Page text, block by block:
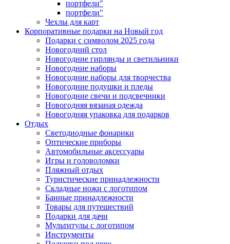
портфели"
портфели"
Чехлы для карт
Корпоративные подарки на Новый год
Подарки с символом 2025 года
Новогодний стол
Новогодние гирлянды и светильники
Новогодние наборы
Новогодние наборы для творчества
Новогодние подушки и пледы
Новогодние свечи и подсвечники
Новогодняя вязаная одежда
Новогодняя упаковка для подарков
Отдых
Светодиодные фонарики
Оптические приборы
Автомобильные аксессуары
Игры и головоломки
Пляжный отдых
Туристические принадлежности
Складные ножи с логотипом
Банные принадлежности
Товары для путешествий
Подарки для дачи
Мультитулы с логотипом
Инструменты
Нажмите, чтобы увеличить